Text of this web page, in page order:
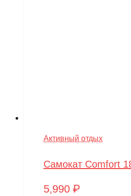
Активный отдых
Самокат Comfort
5,990 ₽